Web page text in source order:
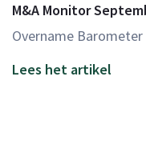
M&A Monitor
Overname
Lees het artikel